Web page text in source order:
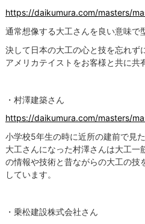
https://daikumura.com/masters/
通常想像する大工さんを良い意味で
決して日本の大工の心と技を忘れず
アメリカテイストをお客様と共に共
・村澤建築さん
https://daikumura.com/masters/
小学校5年生の時に近所の建前で見
大工さんになった村澤さんは大工一
の情報や技術と昔ながらの大工の技
しています。
・乗松建設株式会社さん